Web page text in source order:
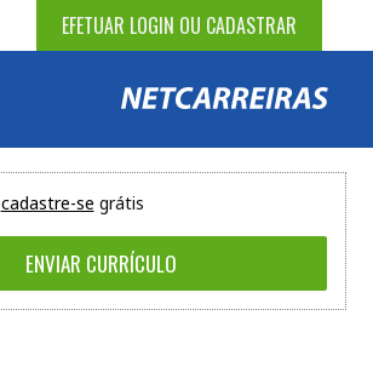
EFETUAR LOGIN OU CADASTRAR
cadastre-se grátis